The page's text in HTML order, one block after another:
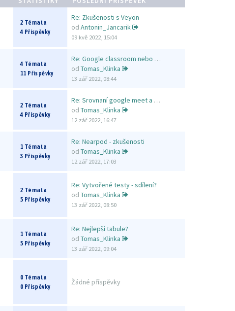
2 Témata
4 Příspěvky
Re: Zkušenosti s Veyon
od Antonin_Jancarik
09 kvě 2022, 15:04
4 Témata
11 Příspěvky
Re: Google classroom nebo MS …
od Tomas_Klinka
13 zář 2022, 08:44
2 Témata
4 Příspěvky
Re: Srovnaní google meet a Zo…
od Tomas_Klinka
12 zář 2022, 16:47
1 Témata
3 Příspěvky
Re: Nearpod - zkušenosti
od Tomas_Klinka
12 zář 2022, 17:03
2 Témata
5 Příspěvky
Re: Vytvořené testy - sdílení?
od Tomas_Klinka
13 zář 2022, 08:50
1 Témata
5 Příspěvky
Re: Nejlepší tabule?
od Tomas_Klinka
13 zář 2022, 09:04
0 Témata
0 Příspěvky
Žádné příspěvky